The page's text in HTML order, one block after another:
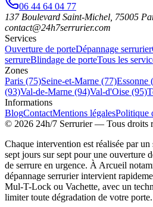
06 44 64 04 77
137 Boulevard Saint-Michel 75005
contact@24h7serrurier.com
Services
Ouverture de porteDépannage serrurier
serrureBlindage de porteTous les
Zones
Paris (75)Seine-et-Marne (77)Essonne
(93)Val-de-Marne (94)Val-d'Oise (95)
Informations
BlogContactMentions légalesPolitique
© 2026 24h/7 Serrurier— Tous droits
Chaque intervention est réalisée par
sept jours sur sept pour une ouverture
de serrure en urgence. À Arcueil
dépannage serrurier intervient
Mul-T-Lock ou Vachette, avec un
limiter toute dégradation de votre porte.